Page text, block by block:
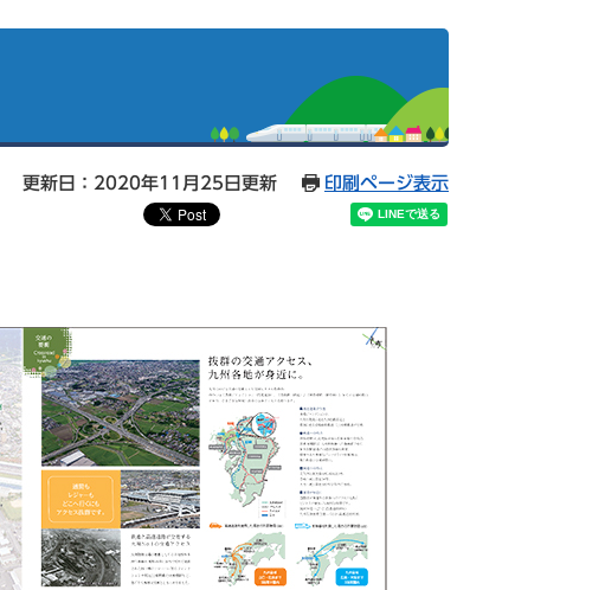
更新日：2020年11月25日更新 印刷ページ表示